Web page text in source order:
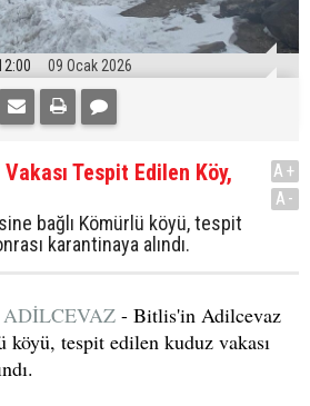
09 Ocak 2026
Tespit Edilen Köy,
bağlı Kömürlü köyü, tespit
karantinaya alındı.
A+
A-
ADİLCEVAZ - Bitlis'in Adilcevaz
köyü, tespit edilen kuduz vakası